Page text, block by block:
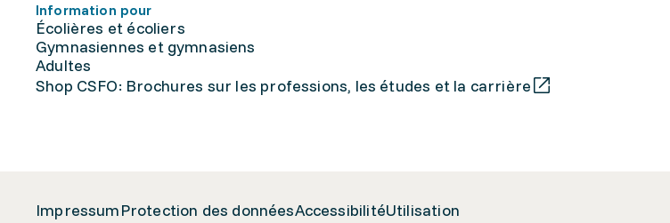
Information pour
Écolières et écoliers
Gymnasiennes et gymnasiens
Adultes
Shop CSFO: Brochures sur les professions, les études et la carrière
ImpressumProtection des donnéesAccessibilitéUtilisation